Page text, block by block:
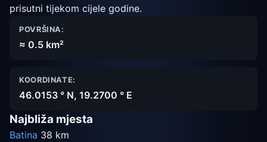
prisutni tijekom cijele godine.
POVRŠINA:
≈ 0.5 km²
KOORDINATE:
46.0153 ° N, 19.2700 ° E
Najbliža mjesta
Batina 38 km